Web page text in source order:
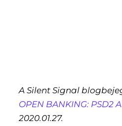
A Silent Signal
OPEN BANKING: PSD2
2020.01.27.